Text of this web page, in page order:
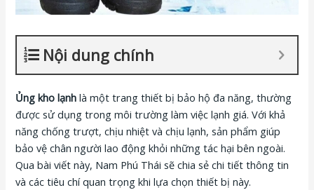
Nội dung chính
Ủng kho lạnhlà một trang thiết bị bảo hộ đa năng, thường
được sử dụng trong môi trường làm việc lạnh giá. Với khả
năng chống trượt, chịu nhiệt và chịu lạnh, sản phẩm giúp
bảo vệ chân người lao động khỏi những tác hại bên ngoài.
Qua bài viết này, Nam Phú Thái sẽ chia sẻ chi tiết thông tin
và các tiêu chí quan trọng khi lựa chọn thiết bị này.